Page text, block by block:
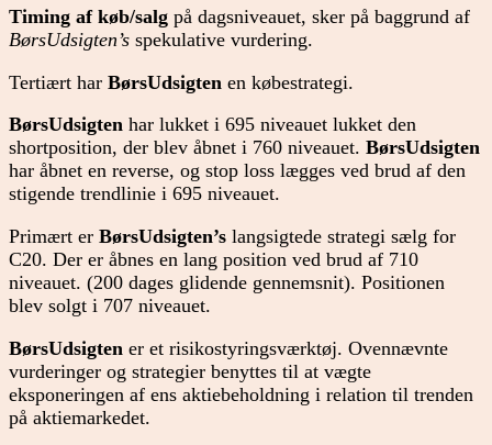
Timing af køb/salg på dagsniveauet, sker på baggrund af
BørsUdsigten’s spekulative vurdering.
Tertiært har BørsUdsigten en købestrategi.
BørsUdsigten har lukket i 695 niveauet lukket den
shortposition, der blev åbnet i 760 niveauet. BørsUdsigten
har åbnet en reverse, og stop loss lægges ved brud af den
stigende trendlinie i 695 niveauet.
Primært er BørsUdsigten’s langsigtede strategi sælg for
C20. Der er åbnes en lang position ved brud af 710
niveauet. (200 dages glidende gennemsnit). Positionen
blev solgt i 707 niveauet.
BørsUdsigten er et risikostyringsværktøj. Ovennævnte
vurderinger og strategier benyttes til at vægte
eksponeringen af ens aktiebeholdning i relation til trenden
på aktiemarkedet.